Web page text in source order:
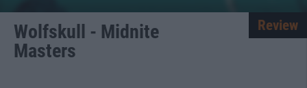
Wolfskull - Midnite
Masters
Review